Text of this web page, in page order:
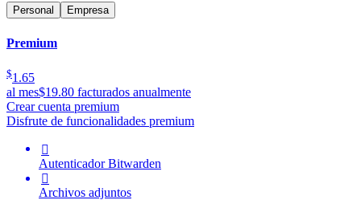
Personal Empresa
Premium
$1.65
al mes$19.80 facturados anualmente
Crear cuenta premium
Disfrute de funcionalidades premium

Autenticador Bitwarden

Archivos adjuntos